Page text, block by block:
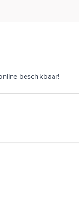
beschikbaar!